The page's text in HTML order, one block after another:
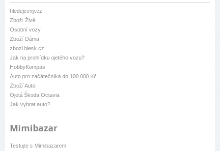
hledejceny.cz
Zboží Živě
Osobní vozy
Zboží Dáma
zbozi.blesk.cz
Jak na prohlídku ojetého vozu?
HobbyKompas
Auto pro začátečníka do 100 000 Kč
Zboží Auto
Ojetá Škoda Octavia
Jak vybrat auto?
Mimibazar
Testujte s Mimibazarem